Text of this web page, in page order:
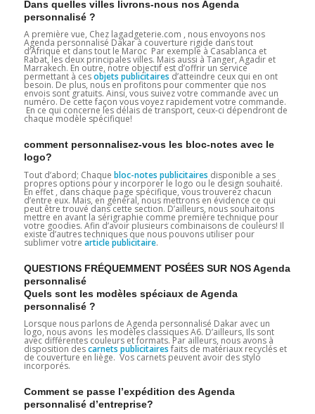
Dans quelles villes livrons-nous nos Agenda
personnalisé ?
A première vue, Chez lagadgeterie.com , nous envoyons nos
Agenda personnalisé Dakar à couverture rigide dans tout
d’Afrique et dans tout le Maroc Par exemple à Casablanca et
Rabat, les deux principales villes. Mais aussi à Tanger, Agadir et
Marrakech. En outre, notre objectif est d’offrir un service
permettant à cesobjets publicitaires d’atteindre ceux qui en ont
besoin. De plus, nous en profitons pour commenter que nos
envois sont gratuits. Ainsi, vous suivez votre commande avec un
numéro. De cette façon vous voyez rapidement votre commande.
En ce qui concerne les délais de transport, ceux-ci dépendront de
chaque modèle spécifique!
comment personnalisez-vous les bloc-notes avec le
logo?
Tout d’abord; Chaque bloc-notes publicitaires disponible a ses
propres options pour y incorporer le logo ou le design souhaité.
En effet , dans chaque page spécifique, vous trouverez chacun
d’entre eux. Mais, en général, nous mettrons en évidence ce qui
peut être trouvé dans cette section. D’ailleurs, nous souhaitons
mettre en avant la sérigraphie comme première technique pour
votre goodies. Afin d’avoir plusieurs combinaisons de couleurs! Il
existe d’autres techniques que nous pouvons utiliser pour
sublimer votre article publicitaire.
QUESTIONS FRÉQUEMMENT POSÉES SUR NOS Agenda
personnalisé
Quels sont les modèles spéciaux de Agenda
personnalisé ?
Lorsque nous parlons de Agenda personnalisé Dakar avec un
logo, nous avons les modèles classiques A6. D’ailleurs, Ils sont
avec différentes couleurs et formats. Par ailleurs, nous avons à
disposition descarnets publicitaires faits de matériaux recyclés et
de couverture en liège. Vos carnets peuvent avoir des stylo
incorporés.
Comment se passe l’expédition des Agenda
personnalisé d’entreprise?